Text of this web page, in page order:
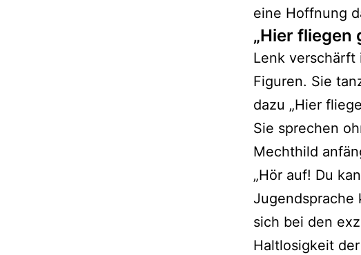
eine Hoffnung
„Hier fliegen
Lenk verschärft
Figuren. Sie
dazu „Hier
Sie sprechen
Mechthild
„Hör auf! Du
Jugendsprache
sich bei den
Haltlosigkeit